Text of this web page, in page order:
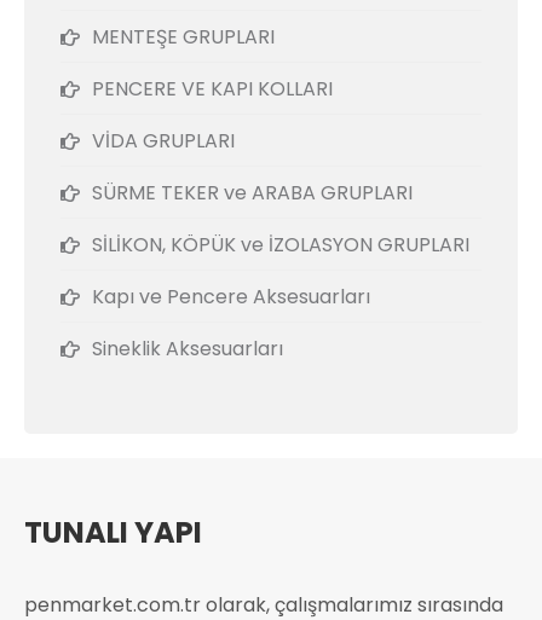
MENTEŞE GRUPLARI
PENCERE VE KAPI KOLLARI
VİDA GRUPLARI
SÜRME TEKER ve ARABA GRUPLARI
SİLİKON, KÖPÜK ve İZOLASYON GRUPLARI
Kapı ve Pencere Aksesuarları
Sineklik Aksesuarları
TUNALI YAPI
penmarket.com.tr olarak, çalışmalarımız sırasında